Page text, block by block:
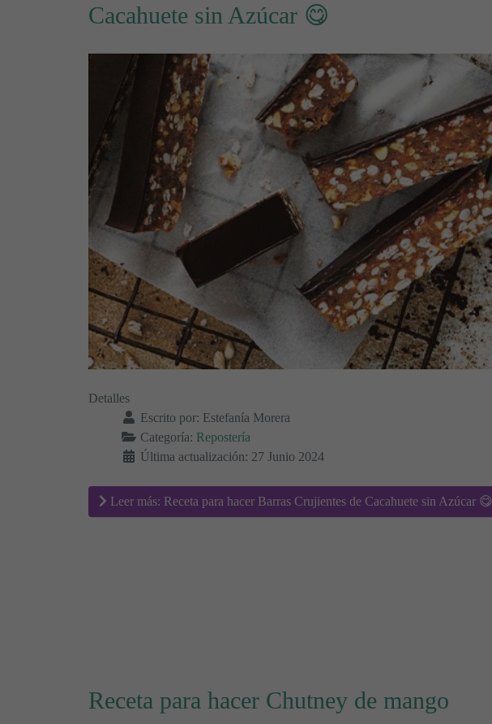
Cacahuete sin Azúcar 😋
Detalles
Escrito por: Estefanía Morera
Categoría: Repostería
Última actualización: 27 Junio 2024
Leer más: Receta para hacer Barras Crujientes de Cacahuete sin Azúcar 😋
Receta para hacer Chutney de mango